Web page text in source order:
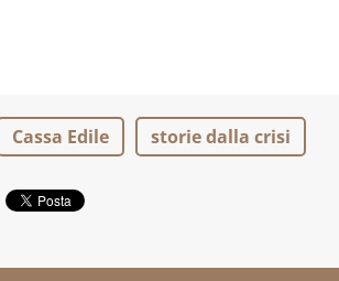
Cassa Edile storie dalla crisi